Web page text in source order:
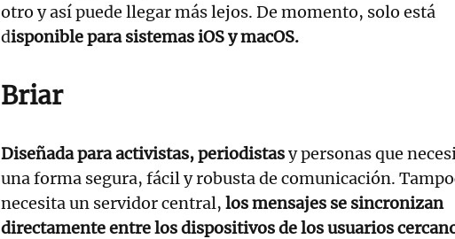
otro y así puede llegar más lejos. De momento, solo está
disponible para sistemas iOS y macOS.
Briar
Diseñada para activistas, periodistasy personas que
una forma segura, fácil y robusta de comunicación.
necesita un servidor central, los mensajes se sincronizan
directamente entre los dispositivos de los usuarios